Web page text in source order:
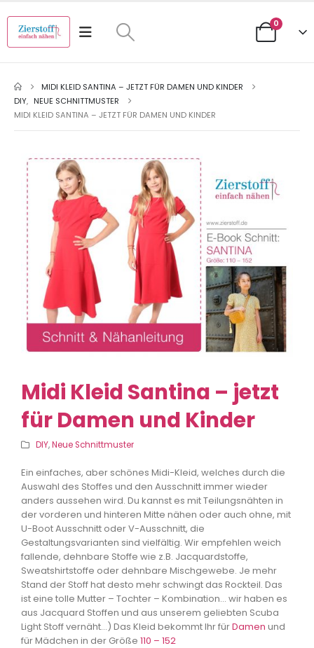
0
MIDI KLEID SANTINA – JETZT FÜR DAMEN UND KINDER
DIY, NEUE SCHNITTMUSTER
MIDI KLEID SANTINA – JETZT FÜR DAMEN UND KINDER
Midi Kleid Santina – jetzt
für Damen und Kinder
DIY,Neue Schnittmuster
Ein einfaches, aber schönes Midi-Kleid, welches durch die
Auswahl des Stoffes und den Ausschnitt immer wieder
anders aussehen wird. Du kannst es mit Teilungsnähten in
der vorderen und hinteren Mitte nähen oder auch ohne, mit
U-Boot Ausschnitt oder V-Ausschnitt, die
Gestaltungsvarianten sind vielfältig. Wir empfehlen weich
fallende, dehnbare Stoffe wie z.B. Jacquardstoffe,
Sweatshirtstoffe oder dehnbare Mischgewebe. Je mehr
Stand der Stoff hat desto mehr schwingt das Rockteil. Das
ist eine tolle Mutter – Tochter – Kombination… wir haben es
aus Jacquard Stoffen und aus unserem geliebten Scuba
Light Stoff vernäht…) Das Kleid bekommt Ihr fürDamen und
für Mädchen in der Größe 110 – 152